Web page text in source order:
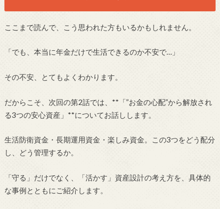
ここまで読んで、こう思われた方もいるかもしれません。
「でも、本当に年金だけで生活できるのか不安で…」
その不安、とてもよくわかります。
だからこそ、次回の第2話では、**「”お金の心配”から解放され
る3つの安心資産」**についてお話しします。
生活防衛資金・長期運用資金・楽しみ資金。この3つをどう配分
し、どう管理するか。
「守る」だけでなく、「活かす」資産設計の考え方を、具体的
な事例とともにご紹介します。